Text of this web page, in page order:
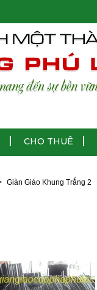
CHO THUÊ
Giàn Giáo Khung Trắng 2